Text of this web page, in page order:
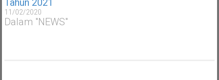
Tahun 2021
11/02/2020
Dalam "NEWS"